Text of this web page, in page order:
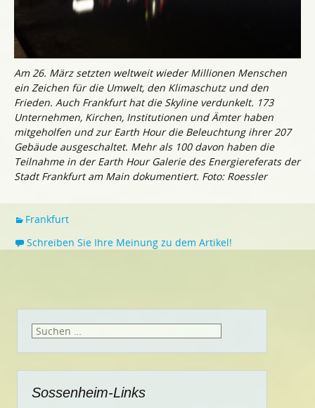
Am 26. März setzten weltweit wieder Millionen Menschen
ein Zeichen für die Umwelt, den Klimaschutz und den
Frieden. Auch Frankfurt hat die Skyline verdunkelt. 173
Unternehmen, Kirchen, Institutionen und Ämter haben
mitgeholfen und zur Earth Hour die Beleuchtung ihrer 207
Gebäude ausgeschaltet. Mehr als 100 davon haben die
Teilnahme in der Earth Hour Galerie des Energiereferats der
Stadt Frankfurt am Main dokumentiert. Foto: Roessler
Frankfurt
Schreiben Sie Ihre Meinung zu dem Artikel!
Suchen
Sossenheim-Links